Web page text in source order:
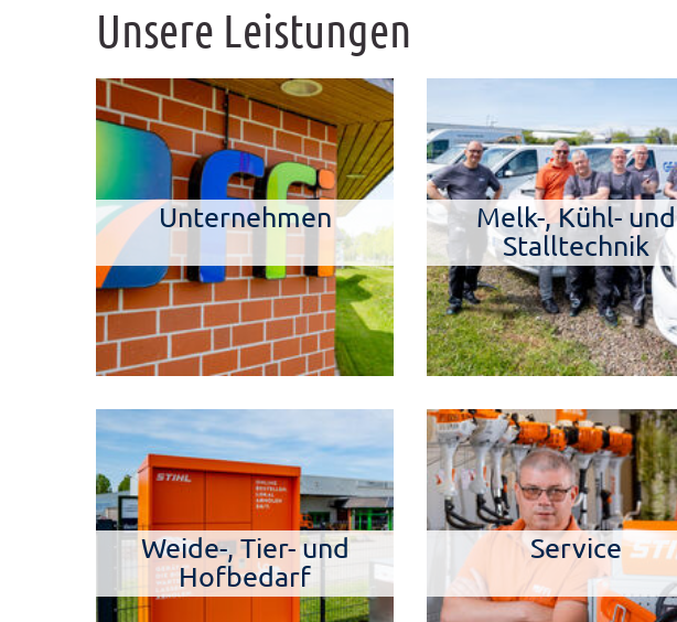
Unsere Leistungen
Unternehmen
Melk-, Kühl- und
Stalltechnik
Weide-, Tier- und
Hofbedarf
Service